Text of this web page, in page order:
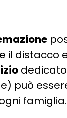
distacco
può
famiglia.